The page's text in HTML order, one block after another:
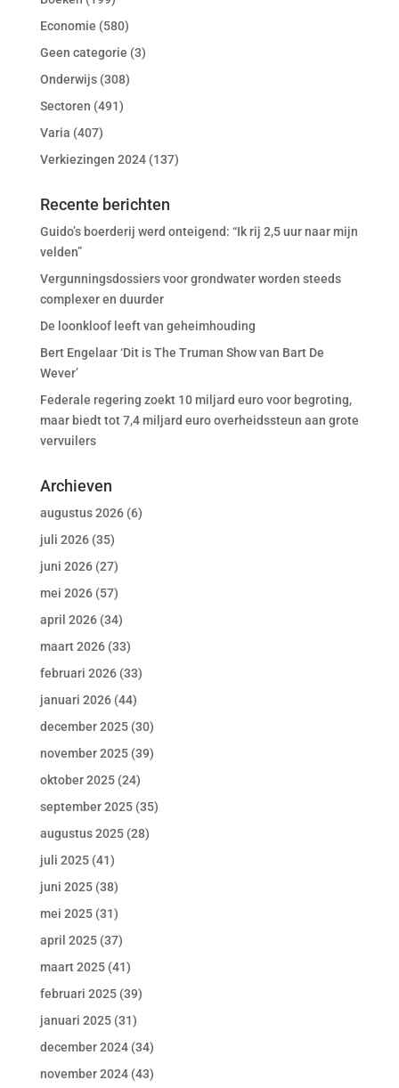
Economie (580)
Geen categorie (3)
Onderwijs(308)
Sectoren (491)
Varia (407)
Verkiezingen 2024(137)
Recente berichten
Guido’s boerderij werd onteigend: “Ik rij 2,5 uur naar mijn
velden”
Vergunningsdossiers voor grondwater worden steeds
complexer en duurder
De loonkloof leeft van geheimhouding
Bert Engelaar ‘Dit is The Truman Show van Bart De
Wever’
Federale regering zoekt 10 miljard euro voor begroting,
maar biedt tot 7,4 miljard euro overheidssteun aan grote
vervuilers
Archieven
augustus 2026(6)
juli 2026(35)
juni 2026(27)
mei 2026(57)
april 2026(34)
maart 2026(33)
februari 2026(33)
januari 2026(44)
december 2025(30)
november 2025(39)
oktober 2025(24)
september 2025(35)
augustus 2025(28)
juli 2025(41)
juni 2025(38)
mei 2025(31)
april 2025(37)
maart 2025(41)
februari 2025(39)
januari 2025(31)
december 2024(34)
november 2024(43)